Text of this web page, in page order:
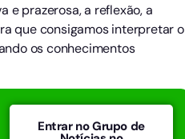
e prazerosa, a reflexão, a
que consigamos interpretar o
os conhecimentos
Entrar no Grupo de